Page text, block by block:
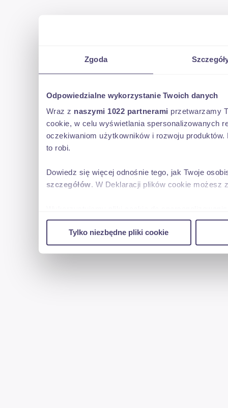
Zgoda
Odpowiedzialne wykorzystanie Twoich danych
Wraz z naszymi 1022 partnerami przetwarzamy
cookie, w celu wyświetlania spersonalizowanych
oczekiwaniom użytkowników i rozwoju
to robi.
Dowiedz się więcej odnośnie tego, jak Twoje
szczegółów. W Deklaracji plików cookie możesz
w naszej witrynie. Informacje o tym, jak
reklamowym i analitycznym. Partnerzy mogą
uzyskanymi podczas korzystania z ich usług.
Tylko niezbędne pliki cookie